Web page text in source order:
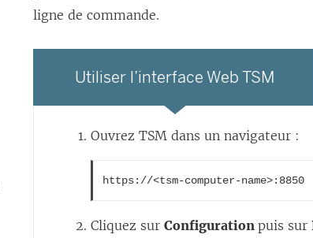
ligne de commande.
Utiliser l’interface Web TSM
Ouvrez TSM dans un navigateur :
https://<tsm-computer-name>:8850
Cliquez surConfigurationpuis sur